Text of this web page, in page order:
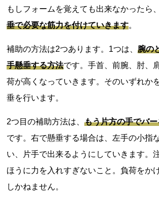
もしフォームを覚えても出来なかったら
垂で必要な筋力を付けていきます。
補助の方法は2つあります。1つは、腕の
手懸垂する方法です。手首、前腕、肘、
荷が高くなっていきます。そのいずれか
垂を行います。
2つ目の補助方法は、もう片方の手でバ
です。右で懸垂する場合は、左手の小指
い、片手で出来るようにしていきます。
ほうに力を入れすぎないこと。負荷をか
しかねません。